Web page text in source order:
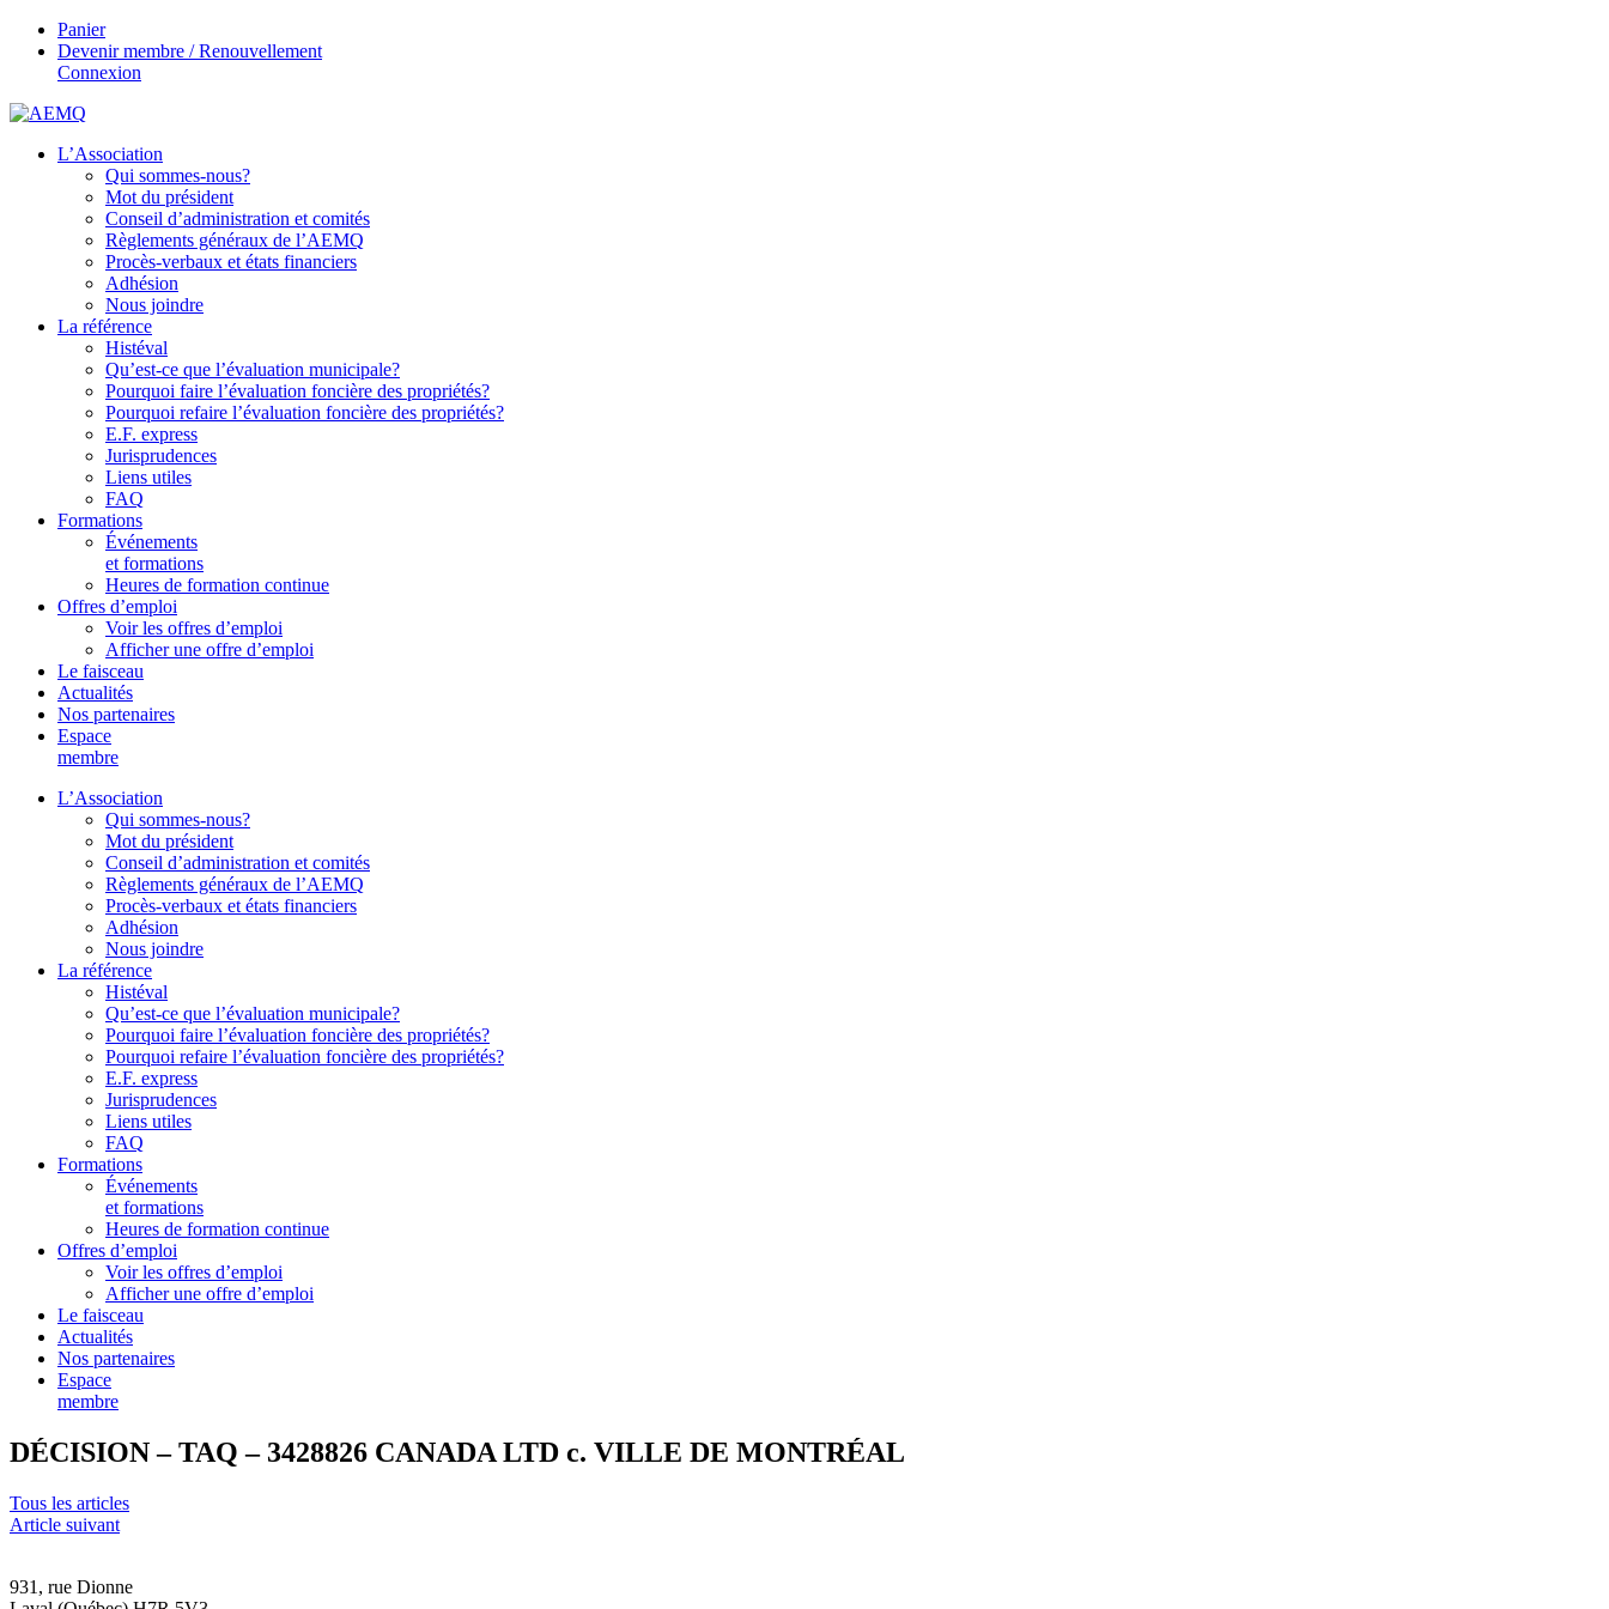
Panier
Devenir membre / Renouvellement
Connexion
L’Association
Qui sommes-nous?
Mot du président
Conseil d’administration et comités
Règlements généraux de l’AEMQ
Procès-verbaux et états financiers
Adhésion
Nous joindre
La référence
Histéval
Qu’est-ce que l’évaluation municipale?
Pourquoi faire l’évaluation foncière des propriétés?
Pourquoi refaire l’évaluation foncière des propriétés?
E.F. express
Jurisprudences
Liens utiles
FAQ
Formations
Événements
et formations
Heures de formation continue
Offres d’emploi
Voir les offres d’emploi
Afficher une offre d’emploi
Le faisceau
Actualités
Nos partenaires
Espace
membre
L’Association
Qui sommes-nous?
Mot du président
Conseil d’administration et comités
Règlements généraux de l’AEMQ
Procès-verbaux et états financiers
Adhésion
Nous joindre
La référence
Histéval
Qu’est-ce que l’évaluation municipale?
Pourquoi faire l’évaluation foncière des propriétés?
Pourquoi refaire l’évaluation foncière des propriétés?
E.F. express
Jurisprudences
Liens utiles
FAQ
Formations
Événements
et formations
Heures de formation continue
Offres d’emploi
Voir les offres d’emploi
Afficher une offre d’emploi
Le faisceau
Actualités
Nos partenaires
Espace
membre
DÉCISION – TAQ – 3428826 CANADA LTD c. VILLE DE MONTRÉAL
Tous les articles
Article suivant
931, rue Dionne